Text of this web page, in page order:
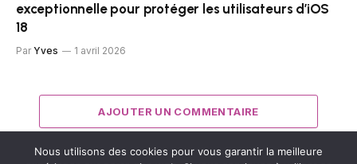
exceptionnelle pour protéger les utilisateurs d’iOS
18
Par Yves 1 avril 2026
AJOUTER UN COMMENTAIRE
Nous utilisons des cookies pour vous garantir la meilleure